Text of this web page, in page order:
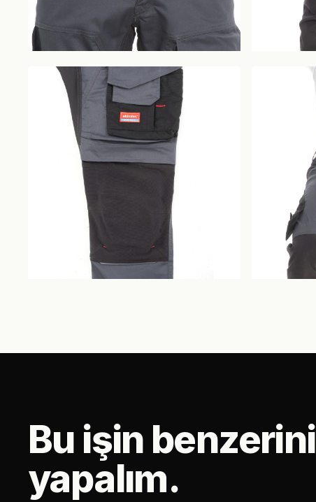
Bu işin benzerini
yapalım.